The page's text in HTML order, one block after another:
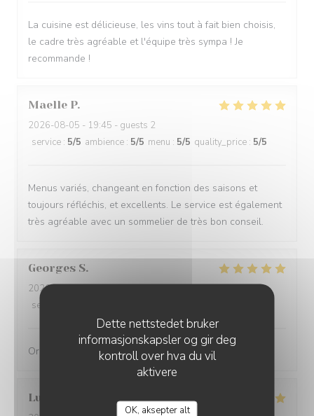
Dette nettstedet bruker
informasjonskapsler og gir deg
kontroll over hva du vil
aktivere
OK, aksepter alt
La cuisine est délicieuse, les vins tout à fait bien choisis,
le cadre très agréable et l'équipe très sympa ! Je
recommande !
Maelle P
2026-08-05 - 19:45 - guests 2
service : 5/5 ambience : 5/5 menu : 5/5 quality_price : 5/5
Menus variés, changeant en fonction des saisons et
toujours réfléchis, et excellents. Le service est également
très agréable avec un sommelier de très bon conseil.
Georges S
2026-08-04- 19:15 - guests 2
service
Original, délicieux et servi avec amabilité
Lucie